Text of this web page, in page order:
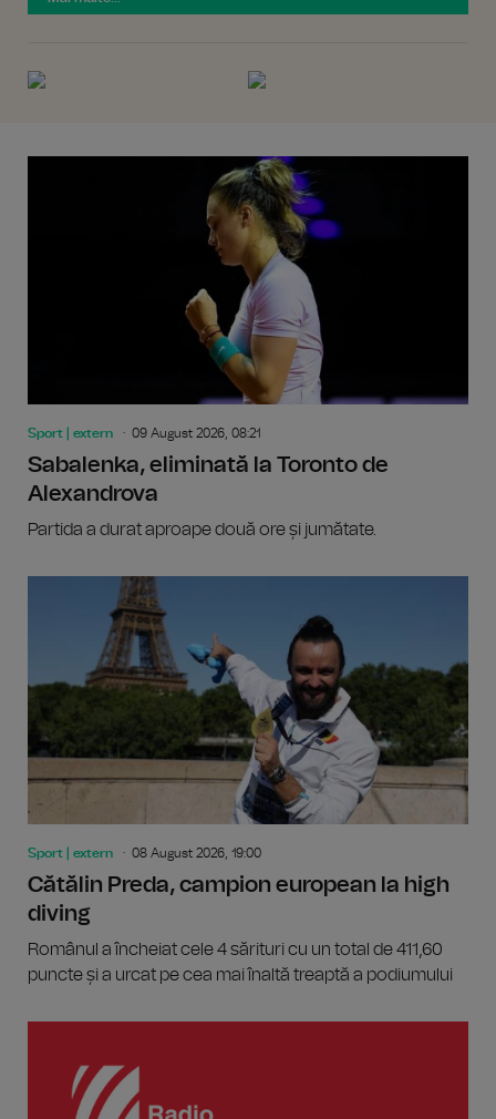
Sport | extern 09 August 2026, 08:21
Sabalenka, eliminată la Toronto de
Alexandrova
Partida a durat aproape două ore și jumătate.
Sport | extern 08 August 2026, 19:00
Cătălin Preda, campion european la high
diving
Românul a încheiat cele 4 sărituri cu un total de 411,60
puncte și a urcat pe cea mai înaltă treaptă a podiumului